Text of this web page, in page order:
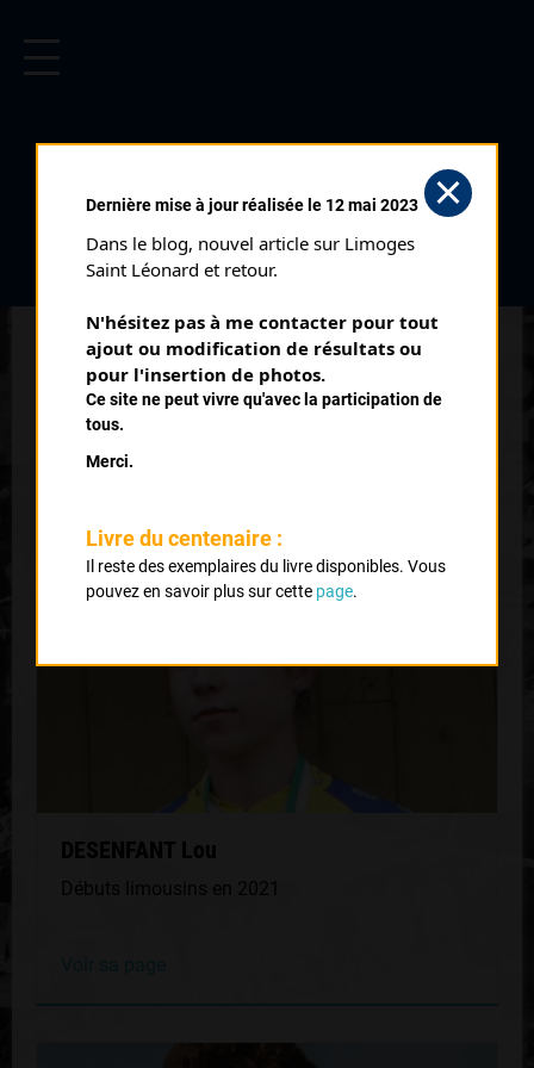
PALMARÈS
2021 , EC Ambazac
8 Cyclo Cross de Chaptelat Minimes
QUELQUES COUREURS DE LA
MÊME GÉNÉRATION
DESENFANT Lou
Débuts limousins en 2021
Dernière mise à jour réalisée le 12 mai 2023
Dans le blog, nouvel article sur Limoges
Saint Léonard et retour.
N'hésitez pas à me contacter pour tout
ajout ou modification de résultats ou
pour l'insertion de photos.
Ce site ne peut vivre qu'avec la participation de
tous.
Merci.
Livre du centenaire :
Il reste des exemplaires du livre disponibles. Vous
pouvez en savoir plus sur cette page.